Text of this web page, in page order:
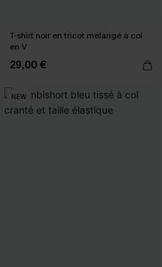
T-shirt noir en tricot mélangé à col
en V
29,00 €
NEW